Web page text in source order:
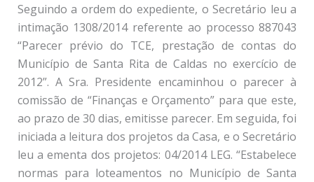
Seguindo a ordem do expediente, o Secretário leu a
intimação 1308/2014 referente ao processo 887043
“Parecer prévio do TCE, prestação de contas do
Município de Santa Rita de Caldas no exercício de
2012”. A Sra. Presidente encaminhou o parecer à
comissão de “Finanças e Orçamento” para que este,
ao prazo de 30 dias, emitisse parecer. Em seguida, foi
iniciada a leitura dos projetos da Casa, e o Secretário
leu a ementa dos projetos: 04/2014 LEG. “Estabelece
normas para loteamentos no Município de Santa